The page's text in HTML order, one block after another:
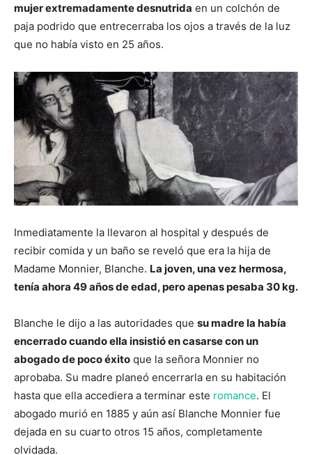
mujer extremadamente desnutrida en un colchón de
paja podrido que entrecerraba los ojos a través de la luz
que no había visto en 25 años.
Inmediatamente la llevaron al hospital y después de
recibir comida y un baño se reveló que era la hija de
Madame Monnier, Blanche. La joven, una vez hermosa,
tenía ahora 49 años de edad, pero apenas pesaba 30 kg.
Blanche le dijo a las autoridades que su madre la había
encerrado cuando ella insistió en casarse con un
abogado de poco éxito que la señora Monnier no
aprobaba. Su madre planeó encerrarla en su habitación
hasta que ella accediera a terminar este romance. El
abogado murió en 1885 y aún así Blanche Monnier fue
dejada en su cuarto otros 15 años, completamente
olvidada.